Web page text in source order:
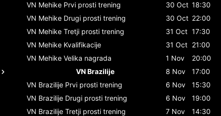
VN Mehike Prvi prosti trening 30 Oct 18:30
VN Mehike Drugi prosti trening 30 Oct 22:00
VN Mehike Tretji prosti trening 31 Oct 17:30
VN Mehike Kvalifikacije 31 Oct 21:00
VN Mehike Velika nagrada 1 Nov
20:00
VN Brazilije
8 Nov
17:00
VN Brazilije Prvi prosti trening 6 Nov
15:30
VN Brazilije Drugi prosti trening 6 Nov
19:00
VN Brazilije Tretji prosti trening 7 Nov
14:30